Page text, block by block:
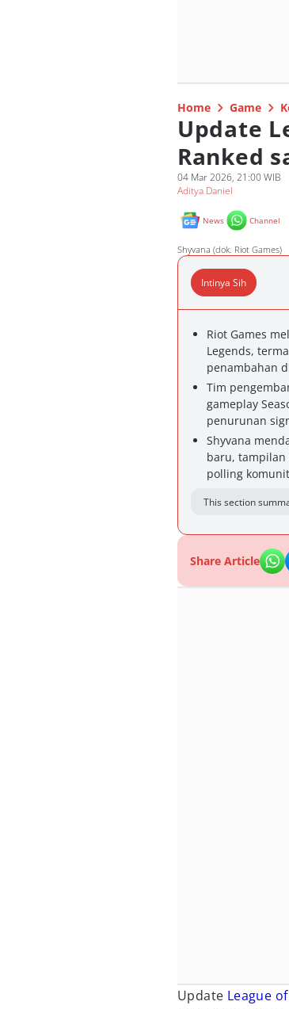
Home Game
Update
Ranked
04 Mar 2026, 21:00 WIB
Aditya Daniel
News Channel
Shyvana (dok. Riot Games)
Intinya Sih
Riot Games
Legends,
penambahan
Tim
gameplay
penurunan
Shyvana
baru, tampilan
polling
This section
Share Article
Update League